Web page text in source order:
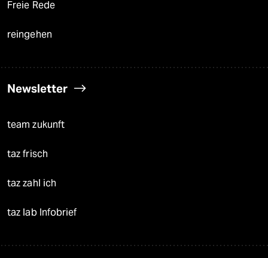
Freie Rede
reingehen
Newsletter
team zukunft
taz frisch
taz zahl ich
taz lab Infobrief